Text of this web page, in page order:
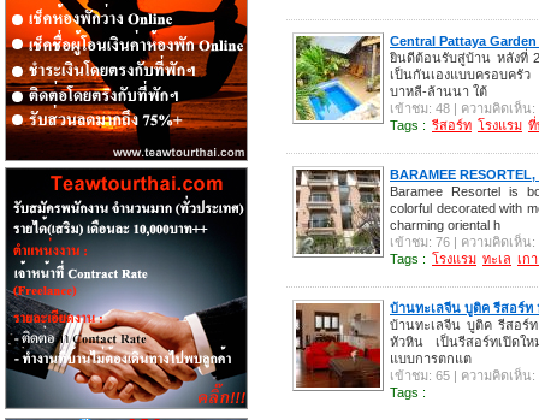
Central Pattaya
ยินดีต้อนรับสู่บ้าน หลังที่
เป็นกันเองแบบครอบค
บาหลี-ล้านนา ใต้
เข้าชม: 48 | ความคิดเห็น:
Tags : รีสอร์ท โรงแรม ที่
BARAMEE RESORTEL,
Baramee Resortel is
colorful decorated with
charming oriental h
เข้าชม: 76 | ความคิดเห็น:
Tags : โรงแรม ทะเล เก
บ้านทะเลจีน บูติค รีสอร์ท
บ้านทะเลจีน บูติค รีสอร์
หัวหิน เป็นรีสอร์ทเปิดใ
แบบการตกแต
เข้าชม: 65 | ความคิดเห็น:
Tags :